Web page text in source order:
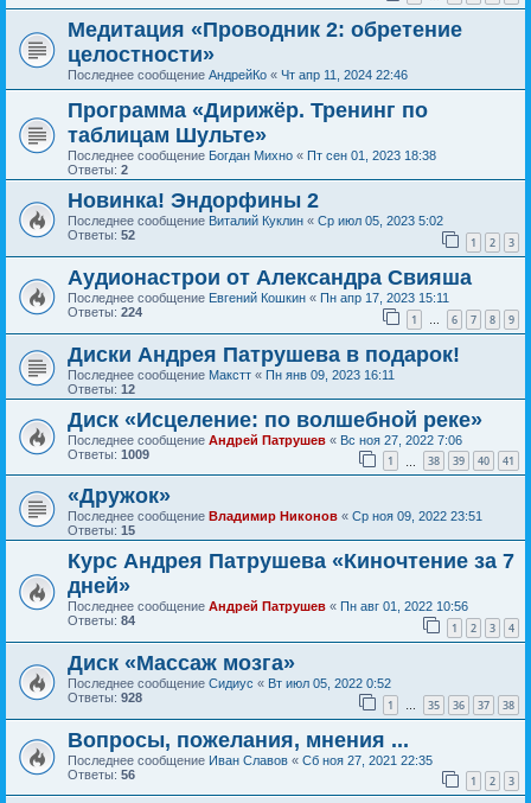
Медитация «Проводник 2: обретение
целостности»
Последнее сообщение АндрейКо « Чт апр 11, 2024 22:46
Программа «Дирижёр. Тренинг по
таблицам Шульте»
Последнее сообщение Богдан Михно « Пт сен 01, 2023 18:38
Ответы: 2
Новинка! Эндорфины 2
Последнее сообщение Виталий Куклин « Ср июл 05, 2023 5:02
Ответы: 52 1 2 3
Аудионастрои от Александра Свияша
Последнее сообщение Евгений Кошкин « Пн апр 17, 2023 15:11
Ответы: 224 1 … 6 7 8 9
Диски Андрея Патрушева в подарок!
Последнее сообщение Макстт « Пн янв 09, 2023 16:11
Ответы: 12
Диск «Исцеление: по волшебной реке»
Последнее сообщение Андрей Патрушев « Вс ноя 27, 2022 7:06
Ответы: 1009 1 38 39 40 41
«Дружок»
Последнее сообщение Владимир Никонов « Ср ноя 09, 2022 23:51
Ответы: 15
Курс Андрея Патрушева «Киночтение за 7
дней»
Последнее сообщение Андрей Патрушев « Пн авг 01, 2022 10:56
Ответы: 84 1 2 3 4
Диск «Массаж мозга»
Последнее сообщение Сидиус « Вт июл 05, 2022 0:52
Ответы: 928 1 … 35 36 37 38
Вопросы, пожелания, мнения ...
Последнее сообщение Иван Славов « Сб ноя 27, 2021 22:35
Ответы: 56 1 2 3